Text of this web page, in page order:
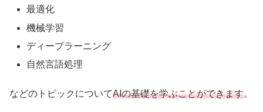
最適化
機械学習
ディープラーニング
自然言語処理
などのトピックについてAIの基礎を学ぶことができます。